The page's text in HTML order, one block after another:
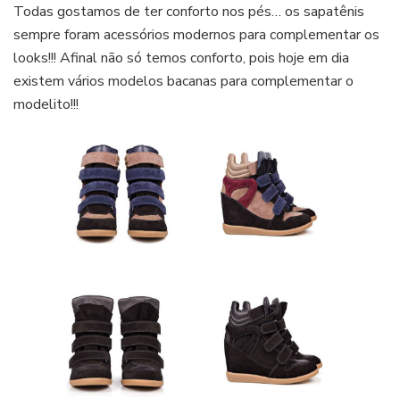
Todas gostamos de ter conforto nos pés… os sapatênis
sempre foram acessórios modernos para complementar os
looks!!! Afinal não só temos conforto, pois hoje em dia
existem vários modelos bacanas para complementar o
modelito!!!